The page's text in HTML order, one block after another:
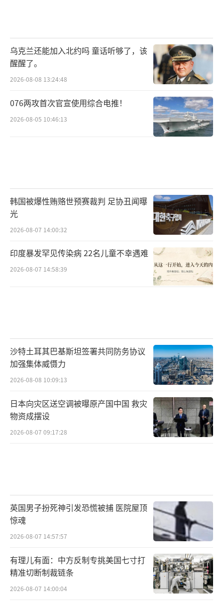
乌克兰还能加入北约吗 童话听够了，该
醒醒了。
2026-08-08 13:24:48
076两攻首次官宣使用综合电推！
2026-08-05 10:46:13
韩国被爆性贿赂世预赛裁判 足协丑闻曝
光
2026-08-07 14:00:32
印度暴发罕见传染病 22名儿童不幸遇难
2026-08-07 14:58:39
沙特土耳其巴基斯坦签署共同防务协议
加强集体威慑力
2026-08-08 10:09:13
日本向灾区送空调被曝原产国中国 救灾
物资成摆设
2026-08-07 09:17:28
英国男子扮死神引发恐慌被捕 医院屋顶
惊魂
2026-08-07 14:57:57
有理儿有面：中方反制专挑美国七寸打
精准切断制裁链条
2026-08-07 14:00:04